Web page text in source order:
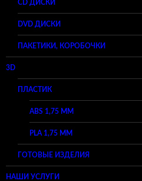
CD ДИСКИ
DVD ДИСКИ
ПАКЕТИКИ, КОРОБОЧКИ
3D
ПЛАСТИК
ABS 1,75 ММ
PLA 1,75 ММ
ГОТОВЫЕ ИЗДЕЛИЯ
НАШИ УСЛУГИ